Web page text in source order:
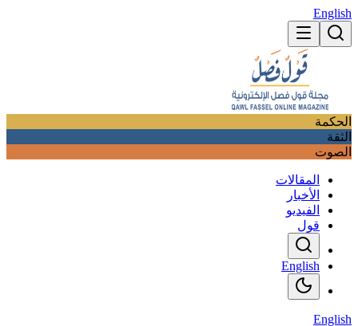
English
الحكمة
الثقة
الصوت
المقالات
الأخبار
الفيديو
قول
English
English